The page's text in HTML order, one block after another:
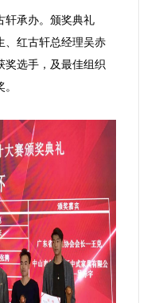
轩承办。颁奖典礼
、红古轩总经理吴赤
奖选手，及最佳组织